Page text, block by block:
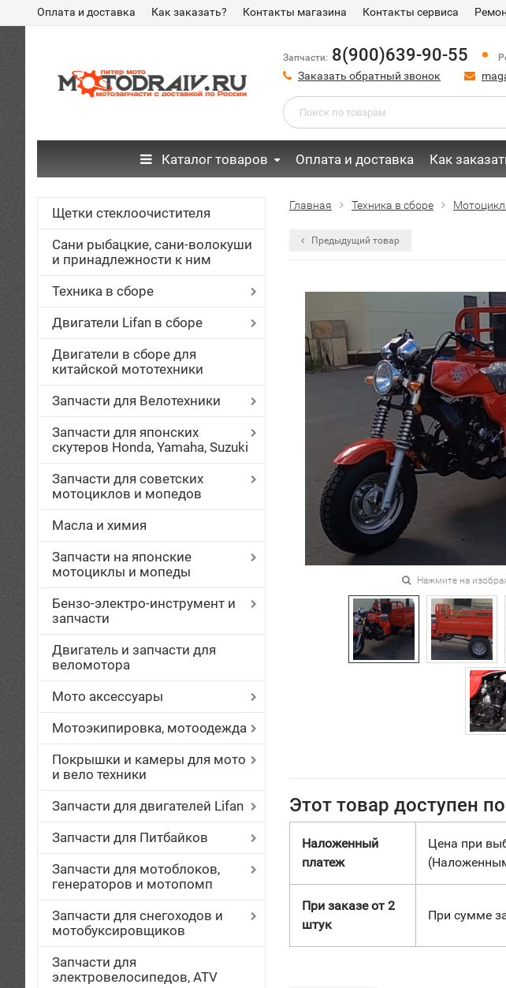
Оплата и доставка Как заказать? Контакты магазина Контакты сервиса
Запчасти: 8(900)639-90-55
Заказать обратный звонок
Каталог товаров Оплата и доставка Как
Щетки стеклоочистителя
Сани рыбацкие, сани-волокуши
и принадлежности к ним
Техника в сборе
Двигатели Lifan в сборе
Двигатели в сборе для
китайской мототехники
Запчасти для Велотехники
Запчасти для японских
скутеров Honda, Yamaha, Suzuki
Запчасти для советских
мотоциклов и мопедов
Масла и химия
Запчасти на японские
мотоциклы и мопеды
Бензо-электро-инструмент и
запчасти
Двигатель и запчасти для
веломотора
Мото аксессуары
Мотоэкипировка, мотоодежда
Покрышки и камеры для мото
и вело техники
Запчасти для двигателей Lifan
Запчасти для Питбайков
Запчасти для мотоблоков,
генераторов и мотопомп
Запчасти для снегоходов и
мотобуксировщиков
Запчасти для
электровелосипедов, ATV
Главная Техника в сборе
Предыдущий товар
Нажмите на
Этот товар доступен
Наложенный
платеж
Цена при
При заказе от 2
штук
При сумме